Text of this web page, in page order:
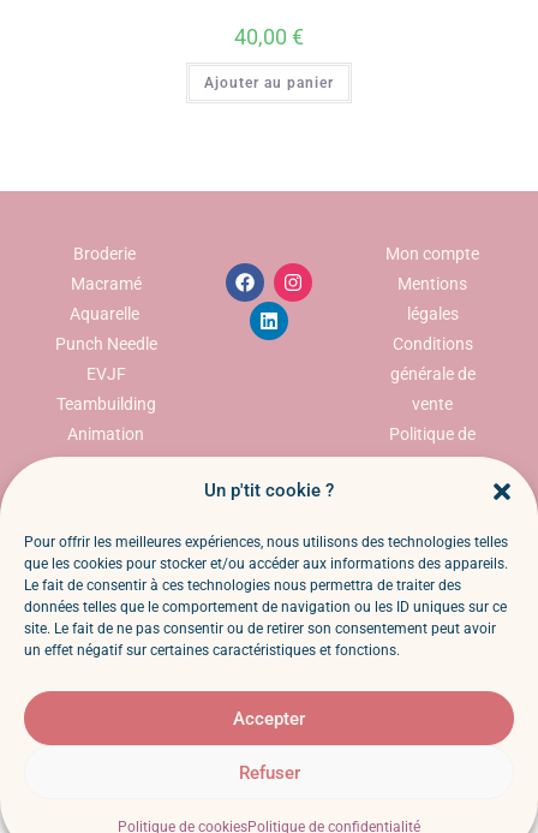
Un p'tit cookie ?
Pour offrir les meilleures expériences, nous utilisons des technologies telles
que les cookies pour stocker et/ou accéder aux informations des appareils.
Le fait de consentir à ces technologies nous permettra de traiter des
données telles que le comportement de navigation ou les ID uniques sur ce
site. Le fait de ne pas consentir ou de retirer son consentement peut avoir
un effet négatif sur certaines caractéristiques et fonctions.
Accepter
Refuser
Politique de cookiesPolitique de confidentialité
40,00 €
Ajouter au panier
Broderie
Macramé
Aquarelle
Punch Needle
EVJF
Teambuilding
Animation
Mon compte
Mentions
légales
Conditions
générale de
vente
Politique de
confidentialité
Politique de
retour et
remboursemen
Cindy Bouvier EI – Temoty – SIRET 98297641700013 – Tous
droits réservés